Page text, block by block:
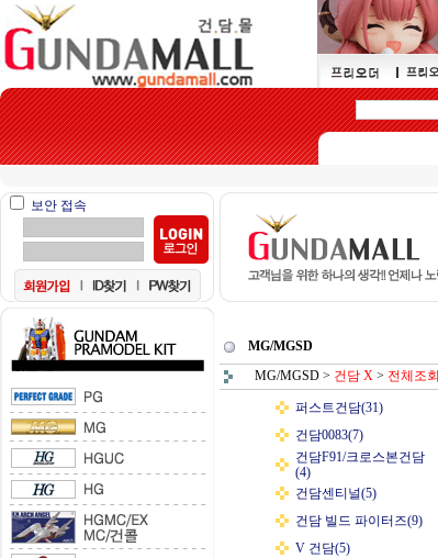
보안 접속
MG/MGSD
MG/MGSD > 건담 X > 전체조회
퍼스트건담(31)
건담0083(7)
건담F91/크로스본건담
(4)
건담센티널(5)
건담 빌드 파이터즈(9)
V 건담(5)